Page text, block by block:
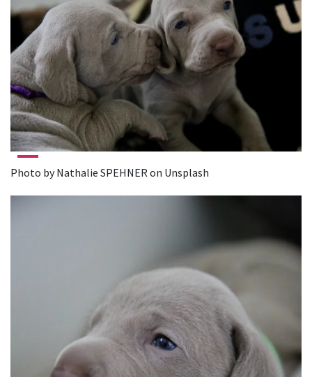
Photo by Nathalie SPEHNER on Unsplash